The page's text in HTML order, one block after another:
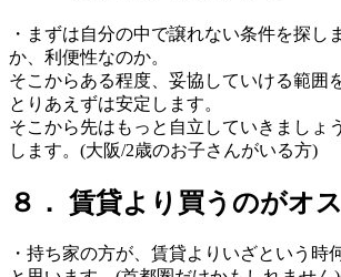
・まずは自分の中で譲れない条件を探し
か、利便性なのか。
そこからある程度、妥協していける範囲
とりあえずは安定します。
そこから先はもっと自立していきましょ
します。(大阪/2歳のお子さんがいる方)
８． 賃貸より買うのがオ
・持ち家の方が、賃貸よりいざという時